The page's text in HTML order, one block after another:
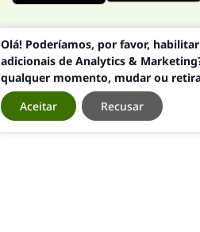
Olá! Poderíamos, por favor,
adicionais de Analytics &
qualquer momento, mudar ou
Recusar
Aceitar